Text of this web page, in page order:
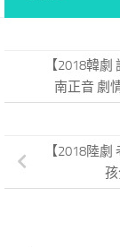
【2018韓
南正音 劇
【2018陸